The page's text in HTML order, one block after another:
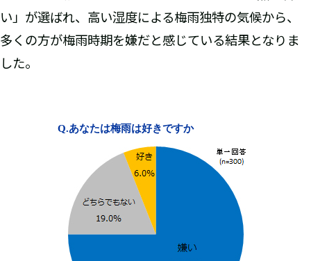
い」が選ばれ、高い湿度による梅雨独特の気候から、
多くの方が梅雨時期を嫌だと感じている結果となりま
した。
Q.あなたは梅雨は好きですか